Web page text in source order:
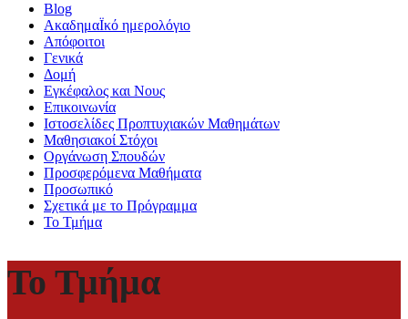
Blog
ΑκαδημαΪκό ημερολόγιο
Απόφοιτοι
Γενικά
Δομή
Εγκέφαλος και Νους
Επικοινωνία
Ιστοσελίδες Προπτυχιακών Μαθημάτων
Μαθησιακοί Στόχοι
Οργάνωση Σπουδών
Προσφερόμενα Μαθήματα
Προσωπικό
Σχετικά με το Πρόγραμμα
Το Τμήμα
Το Τμήμα